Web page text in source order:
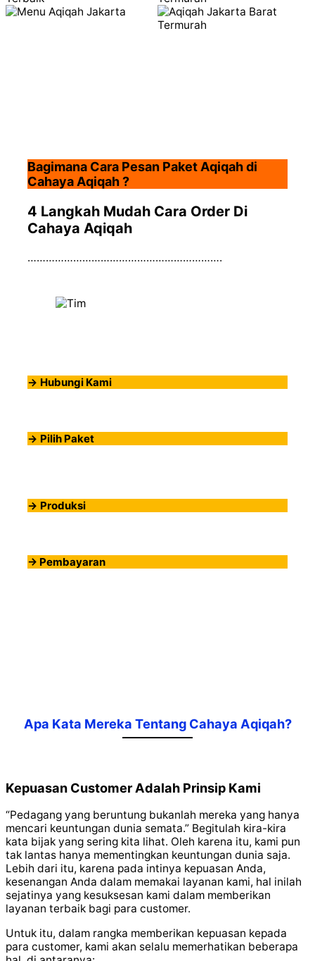
Bagimana Cara Pesan Paket Aqiqah di
Cahaya Aqiqah ?
4 Langkah Mudah Cara Order Di
Cahaya Aqiqah
……………………………………………………….
-> Hubungi Kami
-> Pilih Paket
-> Produksi
-> Pembayaran
Apa Kata Mereka Tentang Cahaya Aqiqah?
Kepuasan Customer Adalah Prinsip Kami
“Pedagang yang beruntung bukanlah mereka yang hanya
mencari keuntungan dunia semata.” Begitulah kira-kira
kata bijak yang sering kita lihat. Oleh karena itu, kami pun
tak lantas hanya mementingkan keuntungan dunia saja.
Lebih dari itu, karena pada intinya kepuasan Anda,
kesenangan Anda dalam memakai layanan kami, hal inilah
sejatinya yang kesuksesan kami dalam memberikan
layanan terbaik bagi para customer.
Untuk itu, dalam rangka memberikan kepuasan kepada
para customer, kami akan selalu memerhatikan beberapa